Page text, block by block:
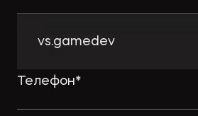
vs.gamedev